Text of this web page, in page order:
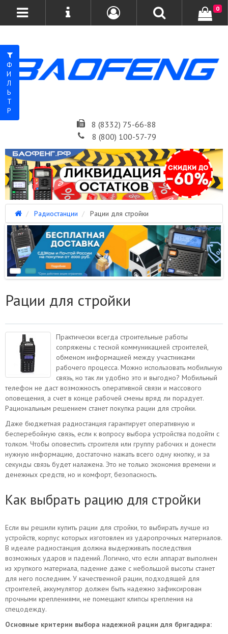
8 (8332) 75-66-88
8 (800) 100-57-79
0
Радиостанции Рации для стройки
Рации для стройки
Практически всегда строительные работы
сопряжены с тесной коммуникацией строителей,
обменом информацией между участниками
рабочего процесса. Можно использовать мобильную
связь, но так ли удобно это и выгодно? Мобильный
телефон не даст возможность оперативной связи и массового
оповещения, а счет в конце рабочей смены вряд ли порадует.
Рациональным решением станет покупка рации для стройки.
Даже бюджетная радиостанция гарантирует оперативную и
бесперебойную связь, если к вопросу выбора устройства подойти с
толком. Чтобы оповестить строителя или группу рабочих и донести
нужную информацию, достаточно нажать всего одну кнопку, и за
секунды связь будет налажена. Это не только экономия времени и
денежных средств, но и комфорт, безопасность.
Как выбрать рацию для стройки
Если вы решили купить рации для стройки, то выбирать лучше из
устройств, корпус которых изготовлен из ударопрочных материалов.
В идеале радиостанция должна выдерживать последствия
возможных ударов и падений. Логично, что если аппарат выполнен
из хрупкого материала, падение даже с небольшой высоты станет
для него последним. У качественной рации, подходящей для
строителей, аккумулятор должен быть надежно зафиксирован
прочными креплениями, не помещают клипсы крепления на
спецодежду.
Основные критерии выбора надежной рации для бригадира:
ФИЛЬТР